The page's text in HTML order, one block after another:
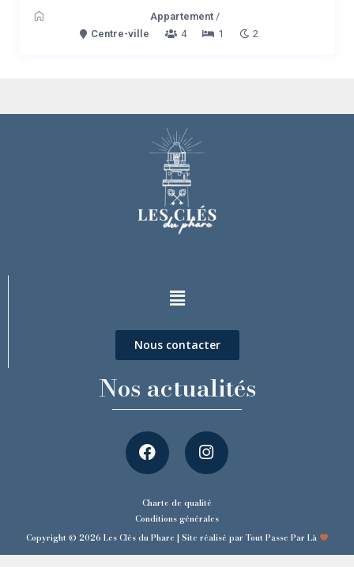
Appartement /
Centre-ville
4 1 2
Nous contacter
Nos actualités
Charte de qualité
Conditions générales
Copyright © 2026 Les Clés du Phare | Site réalisé par Tout Passe Par Là